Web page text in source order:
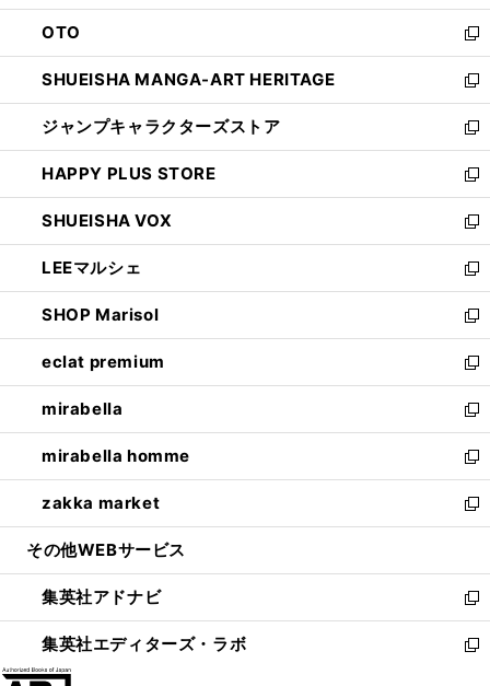
ウ
で
開
く
ン
ド
ウ
で
開
く
OTO
新
し
い
ウ
ィ
ン
ド
ウ
で
開
く
SHUEISHA MANGA-ART HERITAGE
新
し
い
ウ
ィ
ン
ド
ウ
で
開
く
ジャンプキャラクターズストア
新
し
い
ウ
ィ
ン
ド
ウ
で
開
く
HAPPY PLUS STORE
新
し
い
ウ
ィ
ン
ド
ウ
で
開
く
SHUEISHA VOX
新
し
い
ウ
ィ
ン
ド
ウ
で
開
く
LEEマルシェ
新
し
い
ウ
ィ
ン
ド
ウ
で
開
く
SHOP Marisol
新
し
い
ウ
ィ
ン
ド
ウ
で
開
eclat premium
新
し
い
ウ
ィ
ン
ド
ウ
開
く
mirabella
新
し
い
ウ
ィ
ン
ウ
で
開
く
mirabella homme
新
し
い
ウ
ン
ド
ウ
で
zakka market
新
し
ウ
ィ
ン
ド
その他WEBサービス
集英社アドナビ
新
し
い
集英社エディターズ・ラボ
新